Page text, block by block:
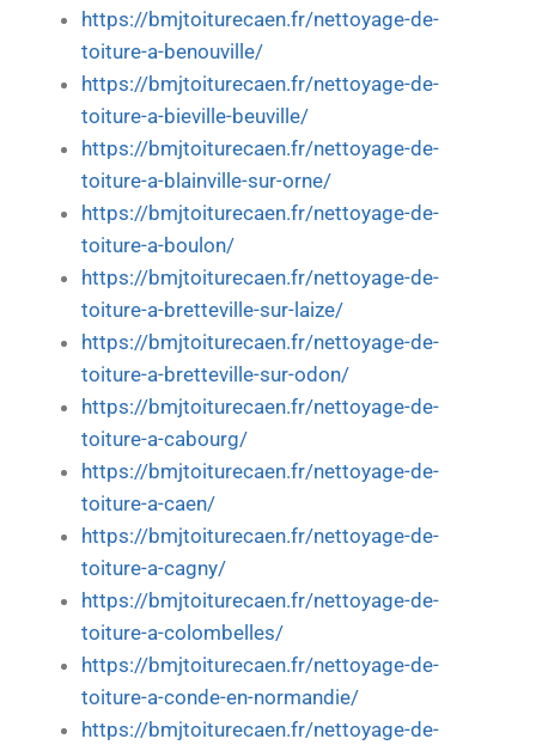
https://bmjtoiturecaen.fr/nettoyage-de-
toiture-a-benouville/
https://bmjtoiturecaen.fr/nettoyage-de-
toiture-a-bieville-beuville/
https://bmjtoiturecaen.fr/nettoyage-de-
toiture-a-blainville-sur-orne/
https://bmjtoiturecaen.fr/nettoyage-de-
toiture-a-boulon/
https://bmjtoiturecaen.fr/nettoyage-de-
toiture-a-bretteville-sur-laize/
https://bmjtoiturecaen.fr/nettoyage-de-
toiture-a-bretteville-sur-odon/
https://bmjtoiturecaen.fr/nettoyage-de-
toiture-a-cabourg/
https://bmjtoiturecaen.fr/nettoyage-de-
toiture-a-caen/
https://bmjtoiturecaen.fr/nettoyage-de-
toiture-a-cagny/
https://bmjtoiturecaen.fr/nettoyage-de-
toiture-a-colombelles/
https://bmjtoiturecaen.fr/nettoyage-de-
toiture-a-conde-en-normandie/
https://bmjtoiturecaen.fr/nettoyage-de-